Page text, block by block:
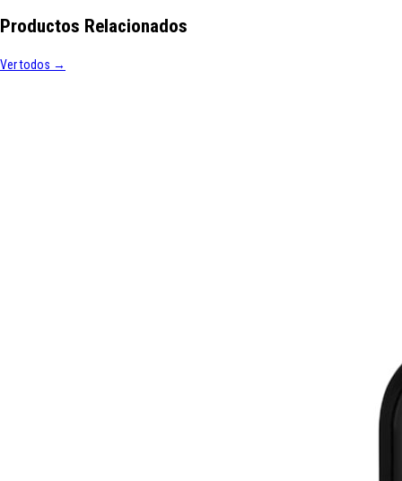
Productos Relacionados
Ver todos →